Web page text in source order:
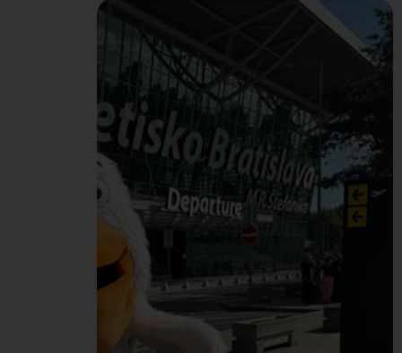
dopriali trochu
starostlivosti o zdravie. V
spolupráci s poisťovňou
UNION sme zorganizovali
Deň zdravia, ktorý sme
spojili aj so zdravými a
vyváženými Peli
raňajkami od tímu
HR/Office. Do meraní v
rámci Dňa zdravia sa
naprieč celou našou
Pelikán Group zapojilo
spolu…